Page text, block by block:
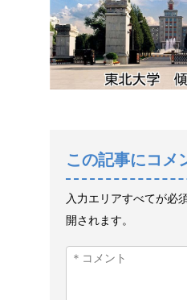
この記事にコメ
入力エリアすべてが必
開されます。